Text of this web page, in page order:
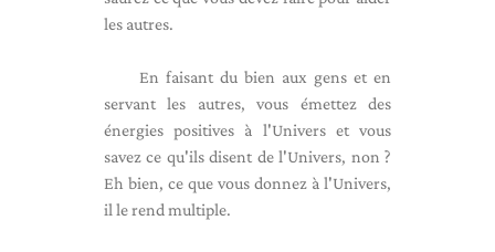
les autres.
En faisant du bien aux gens et en
servant les autres, vous émettez des
énergies positives à l'Univers et vous
savez ce qu'ils disent de l'Univers, non ?
Eh bien, ce que vous donnez à l'Univers,
il le rend multiple.